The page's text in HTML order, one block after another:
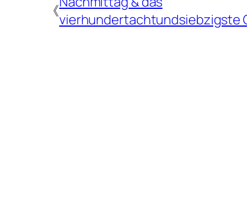
《vierhundertachtundsiebzigste